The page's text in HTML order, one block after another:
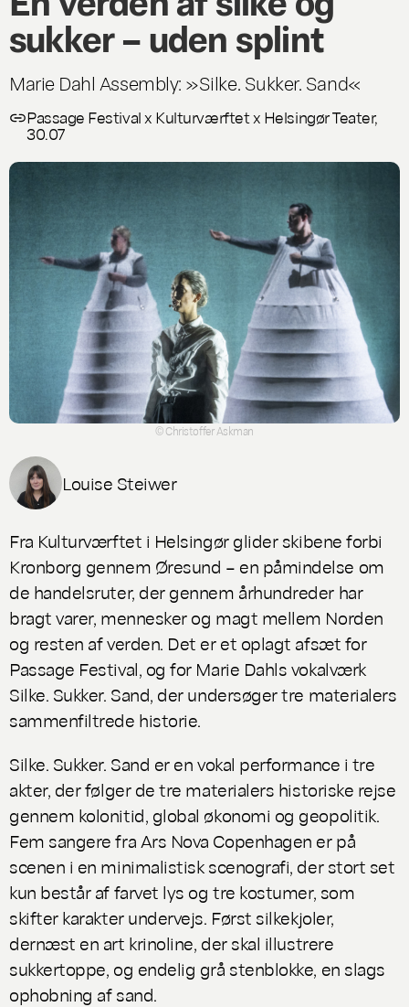
sukker – uden splint
Marie Dahl Assembly: »Silke. Sukker. Sand«
Passage Festival x Kulturværftet x Helsingør Teater,
30.07
© Christoffer Askman
Louise Steiwer
Fra Kulturværftet i Helsingør glider skibene forbi
Kronborg gennem Øresund – en påmindelse om
de handelsruter, der gennem århundreder har
bragt varer, mennesker og magt mellem Norden
og resten af verden. Det er et oplagt afsæt for
Passage Festival, og for Marie Dahls vokalværk
Silke. Sukker. Sand, der undersøger tre materialers
sammenfiltrede historie.
Silke. Sukker. Sand er en vokal performance i tre
akter, der følger de tre materialers historiske rejse
gennem kolonitid, global økonomi og geopolitik.
Fem sangere fra Ars Nova Copenhagen er på
scenen i en minimalistisk scenografi, der stort set
kun består af farvet lys og tre kostumer, som
skifter karakter undervejs. Først silkekjoler,
dernæst en art krinoline, der skal illustrere
sukkertoppe, og endelig grå stenblokke, en slags
ophobning af sand.